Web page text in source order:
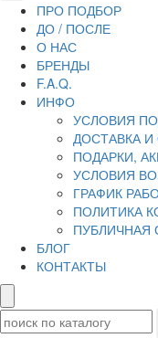
ПРО ПОДБОР
ДО / ПОСЛЕ
О НАС
БРЕНДЫ
F.A.Q.
ИНФО
УСЛОВИЯ
ДОСТАВКА И
ПОДАРКИ,
УСЛОВИЯ
ГРАФИК
ПОЛИТИКА
ПУБЛИЧНАЯ
БЛОГ
КОНТАКТЫ